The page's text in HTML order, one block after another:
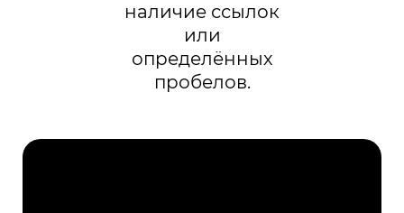
наличие ссылок
или
определённых
пробелов.